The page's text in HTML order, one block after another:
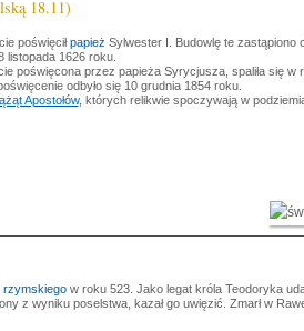
18.11)
poświęciłpapież Sylwester I. Budowlę te zastąpiono
listopada 1626 roku.
poświęcona przez papieża Syrycjusza, spaliła się w
odbyło się 10 grudnia 1854 roku.
Apostołów, których relikwie spoczywają w
rzymskiegow roku 523. Jako legat króla Teodoryka
z wyniku poselstwa, kazał go uwięzić. Zmarł w